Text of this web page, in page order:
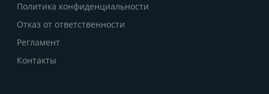
Политика конфиденциальности
Отказ от ответственности
Регламент
Контакты